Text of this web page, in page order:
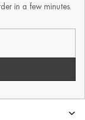
in a few minutes.